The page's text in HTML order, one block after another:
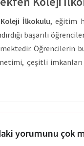
İlkokulu, eğitim
başarılı
Öğrencilerin
çeşitli
sağlam
Bu süreç
üst seviyelere
gitar gibi etkinlikleri
yorumunu çok